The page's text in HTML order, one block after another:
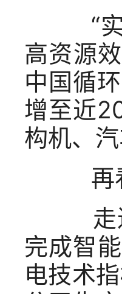
“实
高资源
中国循
增至近
构机、
再看
走进
完成智
电技术